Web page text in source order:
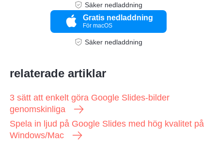
Säker nedladdning
Gratis nedladdning
För macOS
Säker nedladdning
relaterade artiklar
3 sätt att enkelt göra Google Slides-bilder
genomskinliga
Spela in ljud på Google Slides med hög kvalitet på
Windows/Mac